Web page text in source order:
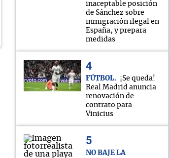
inaceptable posición
de Sánchez sobre
inmigración ilegal en
España, y prepara
medidas
FÚTBOL
¡Se queda!
Real Madrid anuncia
renovación de
contrato para
Vinicius
NO BAJE LA